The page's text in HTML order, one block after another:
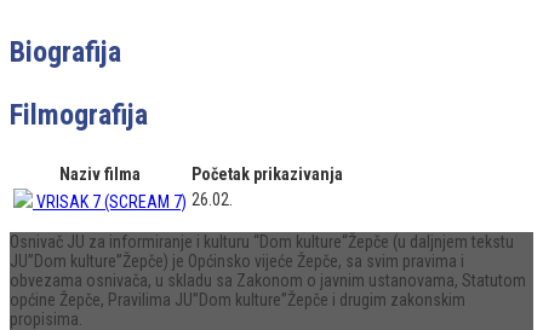
Biografija
Filmografija
Naziv filma
Početak prikazivanja
VRISAK 7 (SCREAM 7) 26.02.
Osnivač JU za informiranje i kulturu “Dom kulture“Žepče (u daljnjem tekstu
JU”Dom kulture”Žepče) je Općinsko vijeće Žepče, sa svim pravima i
obvezama osnivača, u skladu sa Zakonom o javnim ustanovama, Statutom
općine Žepče, Pravilima JU”Dom kulture”Žepče i drugim zakonskim
propisima.